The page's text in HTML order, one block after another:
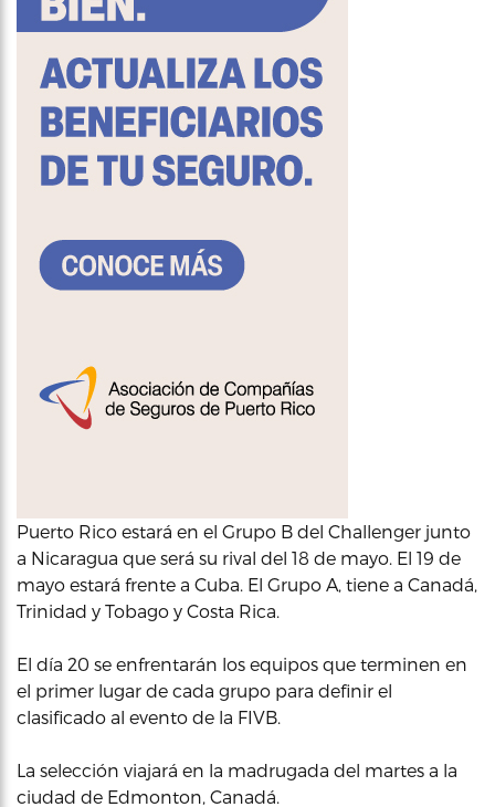
Puerto Rico estará en el Grupo B del Challenger junto
a Nicaragua que será su rival del 18 de mayo. El 19 de
mayo estará frente a Cuba. El Grupo A, tiene a Canadá,
Trinidad y Tobago y Costa Rica.
El día 20 se enfrentarán los equipos que terminen en
el primer lugar de cada grupo para definir el
clasificado al evento de la FIVB.
La selección viajará en la madrugada del martes a la
ciudad de Edmonton, Canadá.